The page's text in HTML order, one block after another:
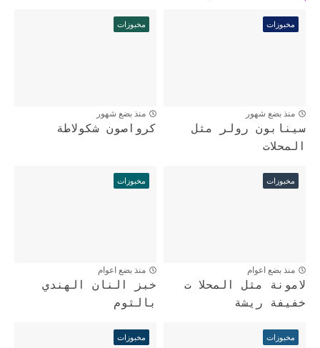
مخبوزات
منذ بضع شهور
سينابون رولر مثل
المحلات
مخبوزات
منذ بضع شهور
كرواصون شكولاطة
مخبوزات
منذ بضع اعوام
لامونة مثل المحلا ت
خفيفة ريشة
مخبوزات
منذ بضع اعوام
خبز النان الهندي
بالثوم
مخبوزات مخبوزات